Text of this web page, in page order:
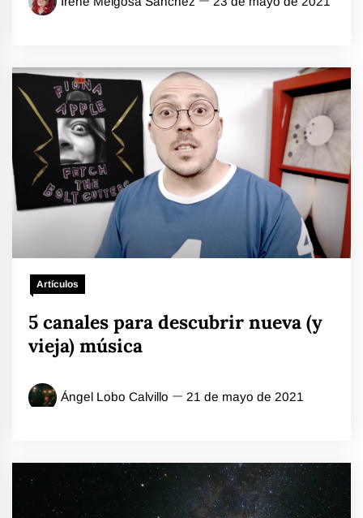
Artículos
5 canales para descubrir nueva (y
vieja) música
Ángel Lobo Calvillo 21 de mayo de 2021